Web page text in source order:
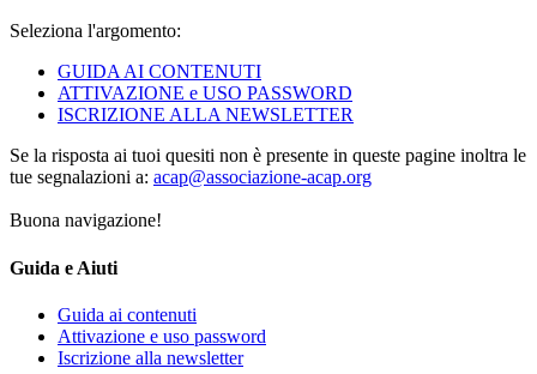
Seleziona l'argomento:
GUIDA AI CONTENUTI
ATTIVAZIONE e USO PASSWORD
ISCRIZIONE ALLA NEWSLETTER
Se la risposta ai tuoi quesiti non è presente in queste pagine inoltra le
tue segnalazioni a: acap@associazione-acap.org
Buona navigazione!
Guida e Aiuti
Guida ai contenuti
Attivazione e uso password
Iscrizione alla newsletter